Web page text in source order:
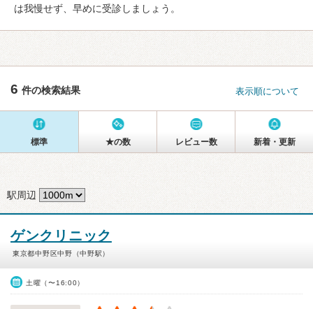
は我慢せず、早めに受診しましょう。
6 件の検索結果 表示順について
標準 ★の数 レビュー数 新着・更新
駅周辺
ゲンクリニック
東京都中野区中野（中野駅）
土曜（〜16:00）